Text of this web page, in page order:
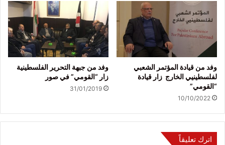
وفد من قيادة المؤتمر الشعبي
لفلسطينيي الخارج زار قيادة
“القومي”
10/10/2022
وفد من جبهة التحرير الفلسطينية
زار “القومي” في صور
31/01/2019
اترك تعليقاً